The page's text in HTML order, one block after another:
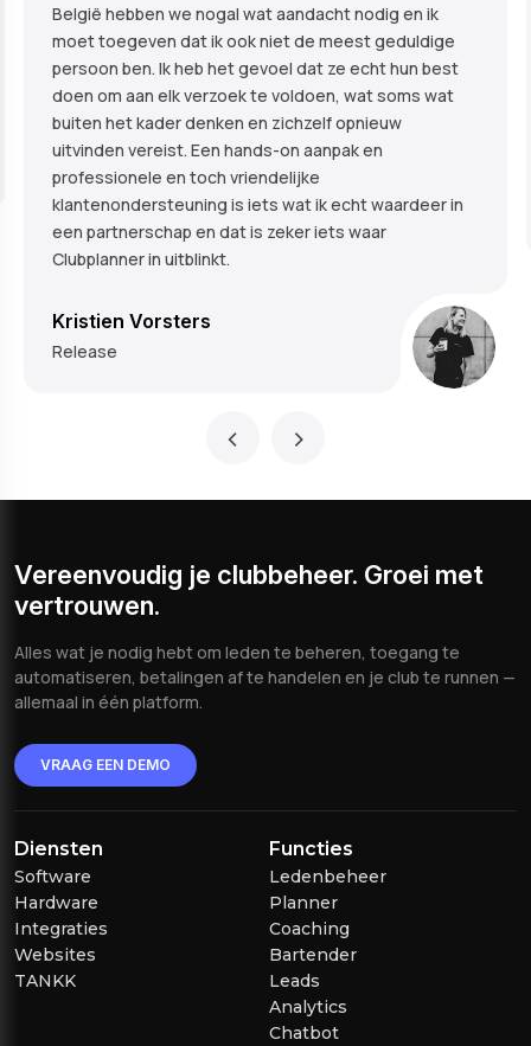
België hebben we nogal wat aandacht nodig en ik
moet toegeven dat ik ook niet de meest geduldige
persoon ben. Ik heb het gevoel dat ze echt hun best
doen om aan elk verzoek te voldoen, wat soms wat
buiten het kader denken en zichzelf opnieuw
uitvinden vereist. Een hands-on aanpak en
professionele en toch vriendelijke
klantenondersteuning is iets wat ik echt waardeer in
een partnerschap en dat is zeker iets waar
Clubplanner in uitblinkt.
Kristien Vorsters
Release
‹ ›
Vereenvoudig je clubbeheer. Groei met
vertrouwen.
Alles wat je nodig hebt om leden te beheren, toegang te
automatiseren, betalingen af te handelen en je club te runnen —
allemaal in één platform.
VRAAG EEN DEMO
Diensten
Software
Hardware
Integraties
Websites
TANKK
Functies
Ledenbeheer
Planner
Coaching
Bartender
Leads
Analytics
Chatbot